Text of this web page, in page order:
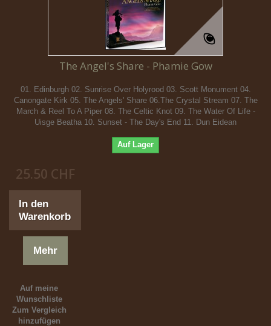
The Angel's Share - Phamie Gow
01. Edinburgh 02. Sunrise Over Holyrood 03. Scott Monument 04.
Canongate Kirk 05. The Angels' Share 06.The Crystal Stream 07. The
March & Reel To A Piper 08. The Celtic Knot 09. The Water Of Life -
Uisge Beatha 10. Sunset - The Day's End 11. Dun Eidean
Auf Lager
25.50 CHF
In den
Warenkorb
Mehr
Auf meine
Wunschliste
Zum Vergleich
hinzufügen